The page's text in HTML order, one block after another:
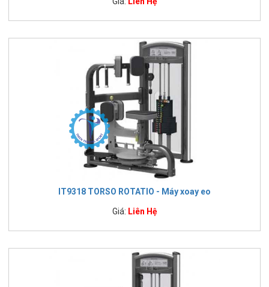
IT9318 TORSO ROTATIO - Máy xoay eo
Giá: Liên Hệ